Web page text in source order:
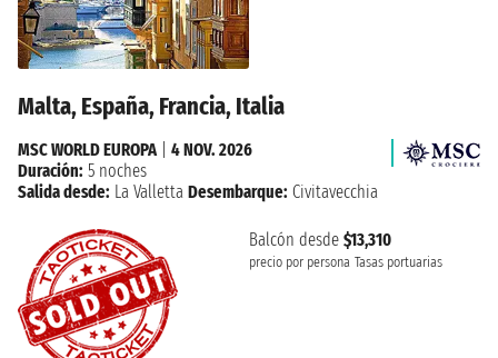
Malta, España, Francia, Italia
Balcón desde $13,310
precio por persona Tasas portuarias
MSC WORLD EUROPA| 4 NOV. 2026
Duración: 5 noches
Salida desde: La Valletta Desembarque: Civitavecchia